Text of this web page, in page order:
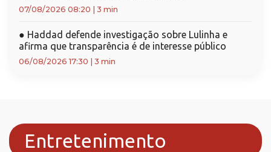
07/08/2026 08:20 3 min
● Haddad defende investigação sobre Lulinha e
afirma que transparência é de interesse público
06/08/2026 17:30 3 min
Entretenimento